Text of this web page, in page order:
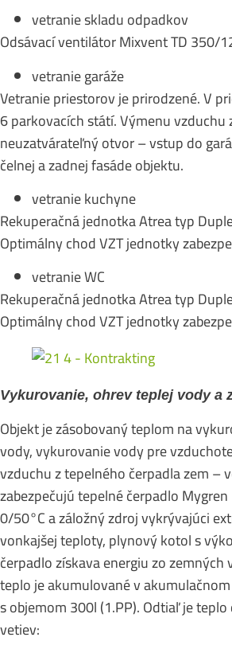
vetranie skladu odpadkov
Odsávací ventilátor Mixvent TD 350/
vetranie garáže
Vetranie priestorov je prirodzené. V
6 parkovacích státí. Výmenu vzduchu
neuzatvárateľný otvor – vstup do
čelnej a zadnej fasáde objektu.
vetranie kuchyne
Rekuperačná jednotka Atrea typ
Optimálny chod VZT jednotky
vetranie WC
Rekuperačná jednotka Atrea typ
Optimálny chod VZT jednotky
Vykurovanie, ohrev teplej vody a
Objekt je zásobovaný teplom na
vody, vykurovanie vody pre
vzduchu z tepelného čerpadla zem –
zabezpečujú tepelné čerpadlo
0/50°C a záložný zdroj vykrývajúci
vonkajšej teploty, plynový kotol s
čerpadlo získava energiu zo
teplo je akumulované v
s objemom 300l (1.PP). Odtiaľ je
vetiev: